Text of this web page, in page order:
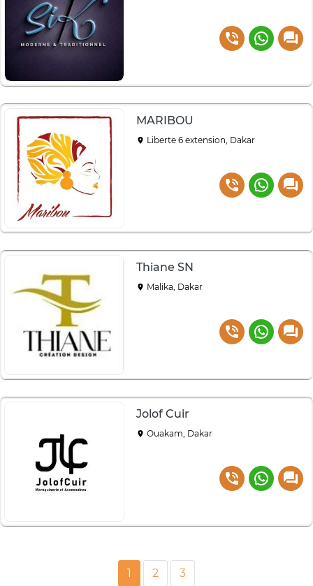
MARIBOU
Liberte 6 extension, Dakar
Thiane SN
Malika, Dakar
Jolof Cuir
Ouakam, Dakar
1 2 3